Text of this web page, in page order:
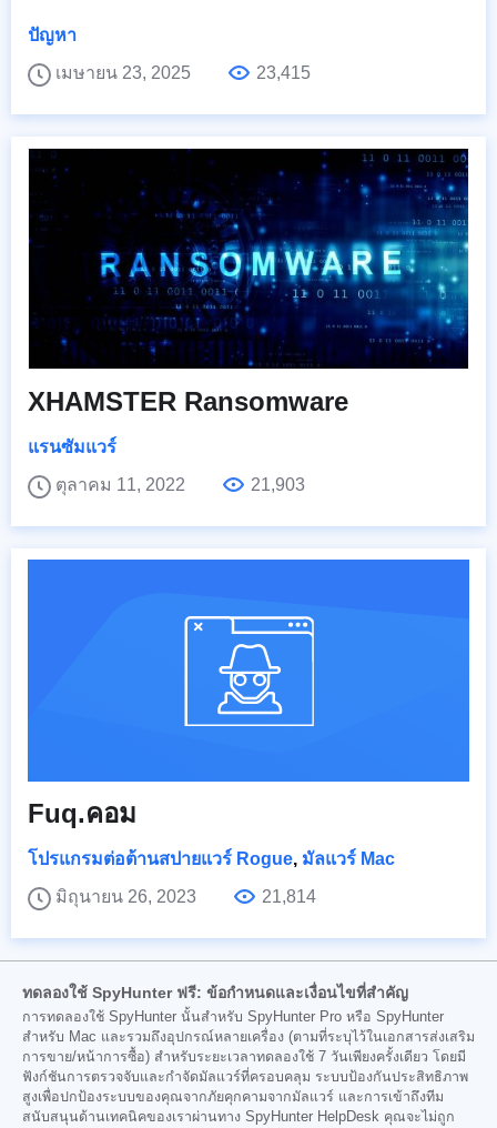
ปัญหา
เมษายน 23, 2025
23,415
XHAMSTER Ransomware
แรนซัมแวร์
ตุลาคม 11, 2022
21,903
Fuq.คอม
โปรแกรมต่อต้านสปายแวร์ Rogue, มัลแวร์ Mac
มิถุนายน 26, 2023
21,814
ทดลองใช้ SpyHunter ฟรี: ข้อกำหนดและเงื่อนไขที่สำคัญ
การทดลองใช้ SpyHunter นั้นสำหรับ SpyHunter Pro หรือ SpyHunter
สำหรับ Mac และรวมถึงอุปกรณ์หลายเครื่อง (ตามที่ระบุไว้ในเอกสารส่งเสริม
การขาย/หน้าการซื้อ) สำหรับระยะเวลาทดลองใช้ 7 วันเพียงครั้งเดียว โดยมี
ฟังก์ชันการตรวจจับและกำจัดมัลแวร์ที่ครอบคลุม ระบบป้องกันประสิทธิภาพ
สูงเพื่อปกป้องระบบของคุณจากภัยคุกคามจากมัลแวร์ และการเข้าถึงทีม
สนับสนุนด้านเทคนิคของเราผ่านทาง SpyHunter HelpDesk คุณจะไม่ถูก